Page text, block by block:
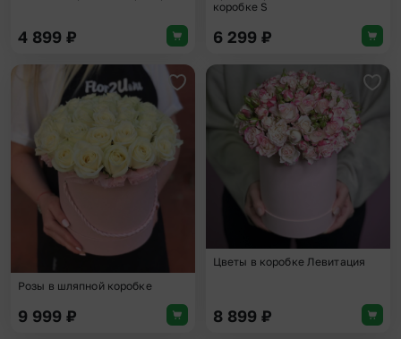
4 899 ₽
коробке S
6 299 ₽
Добавить в избранное
Розы в шляпной коробке
9 999 ₽
Цветы в коробке Левитация
8 899 ₽